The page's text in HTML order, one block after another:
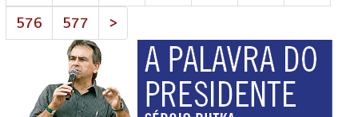
576
577 >